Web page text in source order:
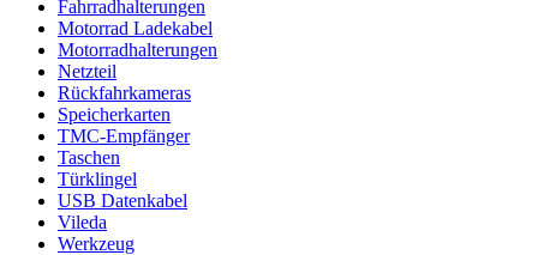
Fahrradhalterungen
Motorrad Ladekabel
Motorradhalterungen
Netzteil
Rückfahrkameras
Speicherkarten
TMC-Empfänger
Taschen
Türklingel
USB Datenkabel
Vileda
Werkzeug